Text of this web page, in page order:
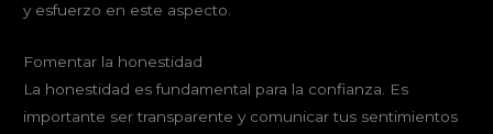
y esfuerzo en este aspecto.
Fomentar la honestidad
La honestidad es fundamental para la confianza. Es
importante ser transparente y comunicar tus sentimientos